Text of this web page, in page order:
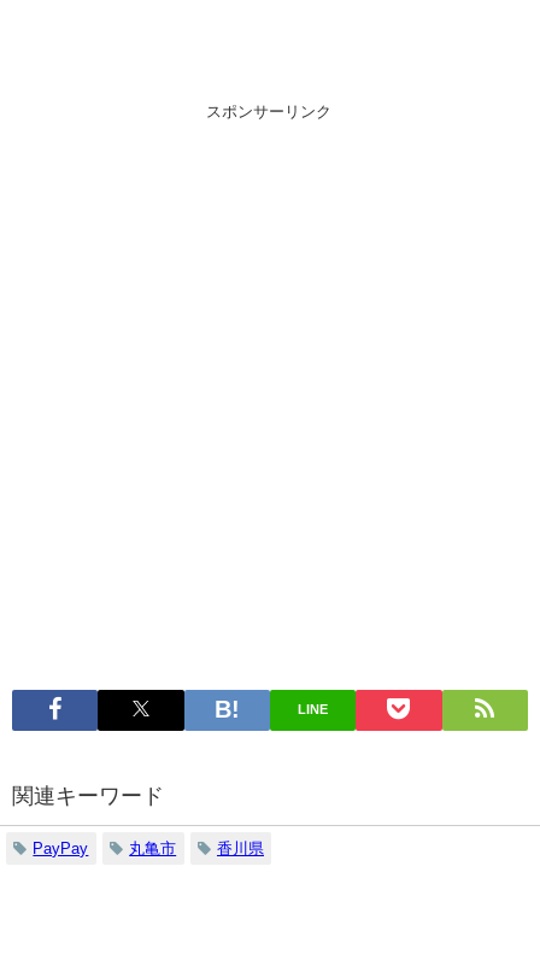
スポンサーリンク
LINE
関連キーワード
PayPay 丸亀市 香川県